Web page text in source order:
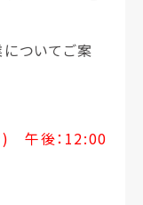
ついてご案
) 午後：12:00